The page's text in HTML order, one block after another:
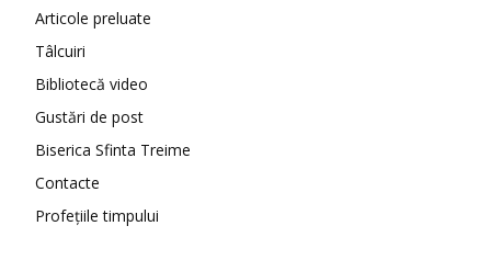
Articole preluate
Tâlcuiri
Bibliotecă video
Gustări de post
Biserica Sfinta Treime
Contacte
Profețiile timpului